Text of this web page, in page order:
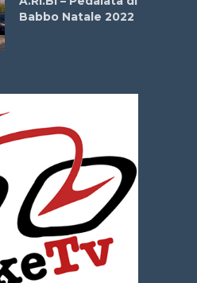
Babbo Natale 2022